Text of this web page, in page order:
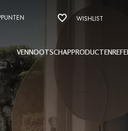
WISHLIST
VENNOOTSCHAPPRODUCTEN